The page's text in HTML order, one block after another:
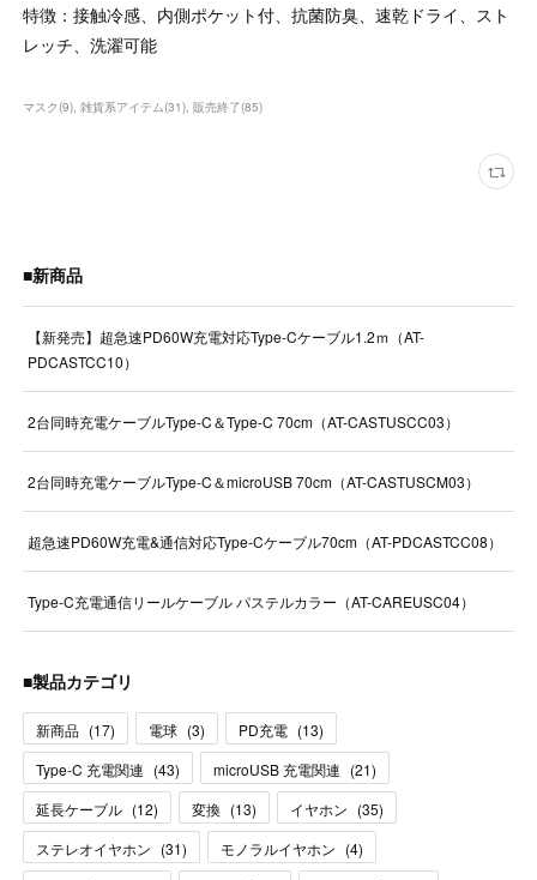
特徴：接触冷感、内側ポケット付、抗菌防臭、速乾ドライ、スト
レッチ、洗濯可能
マスク(9) 雑貨系アイテム(31) 販売終了(85)
■新商品
【新発売】超急速PD60W充電対応Type-Cケーブル1.2ｍ（AT-
PDCASTCC10）
2台同時充電ケーブルType-C＆Type-C 70cm（AT-CASTUSCC03）
2台同時充電ケーブルType-C＆microUSB 70cm（AT-CASTUSCM03）
超急速PD60W充電&通信対応Type-Cケーブル70cm（AT-PDCASTCC08）
Type-C充電通信リールケーブル パステルカラー（AT-CAREUSC04）
■製品カテゴリ
新商品 (17) 電球 (3) PD充電 (13)
Type-C 充電関連 (43) microUSB 充電関連 (21)
延長ケーブル (12) 変換 (13) イヤホン (35)
ステレオイヤホン (31) モノラルイヤホン (4)